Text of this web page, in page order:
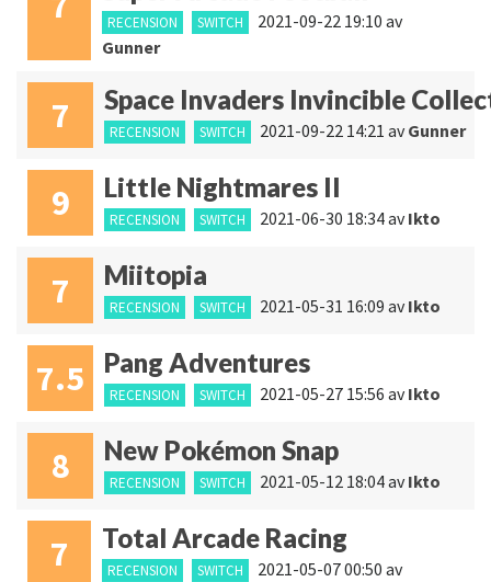
RECENSION SWITCH 2021-09-22 19:10 av
Gunner
7 Space Invaders Invincible
RECENSION SWITCH 2021-09-22 14:21 avGunner
9 Little Nightmares II
RECENSION SWITCH 2021-06-30 18:34avIkto
7 Miitopia
RECENSION SWITCH 2021-05-31 16:09 avIkto
7.5 Pang Adventures
RECENSION SWITCH 2021-05-27 15:56 avIkto
8 New Pokémon Snap
RECENSION SWITCH 2021-05-12 18:04avIkto
7 Total Arcade Racing
RECENSION SWITCH 2021-05-07 00:50 av